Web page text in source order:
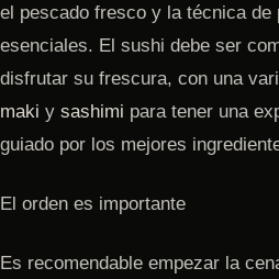
el pescado fresco y la técnica de
esenciales. El sushi debe ser
disfrutar su frescura, con una
maki y sashimi para tener una
guiado por los mejores
El orden es importante
Es recomendable empezar la